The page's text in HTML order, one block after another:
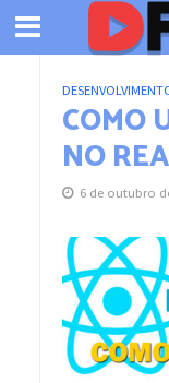
COMO
NO
6 de outubro